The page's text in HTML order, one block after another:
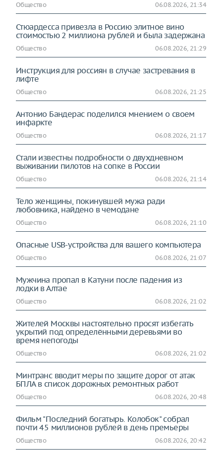
Общество 06.08.2026, 21:34
Стюардесса привезла в Россию элитное вино
стоимостью 2 миллиона рублей и была задержана
Общество 06.08.2026, 21:29
Инструкция для россиян в случае застревания в
лифте
Общество 06.08.2026, 21:25
Антонио Бандерас поделился мнением о своем
инфаркте
Общество 06.08.2026, 21:17
Стали известны подробности о двухдневном
выживании пилотов на сопке в России
Общество 06.08.2026, 21:14
Тело женщины, покинувшей мужа ради
любовника, найдено в чемодане
Общество 06.08.2026, 21:10
Опасные USB-устройства для вашего компьютера
Общество 06.08.2026, 21:07
Мужчина пропал в Катуни после падения из
лодки в Алтае
Общество 06.08.2026, 21:02
Жителей Москвы настоятельно просят избегать
укрытий под определёнными деревьями во
время непогоды
Общество 06.08.2026, 21:02
Минтранс вводит меры по защите дорог от атак
БПЛА в список дорожных ремонтных работ
Общество 06.08.2026, 20:48
Фильм "Последний богатырь. Колобок" собрал
почти 45 миллионов рублей в день премьеры
Общество 06.08.2026, 20:42